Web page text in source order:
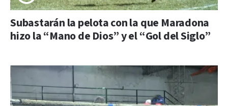
Subastarán la pelota con la que Maradona
hizo la “Mano de Dios” y el “Gol del Siglo”